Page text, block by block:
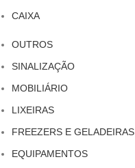
CAIXA
OUTROS
SINALIZAÇÃO
MOBILIÁRIO
LIXEIRAS
FREEZERS E GELADEIRAS
EQUIPAMENTOS